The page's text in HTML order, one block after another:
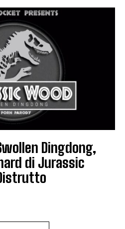
Dingdong,
di Jurassic